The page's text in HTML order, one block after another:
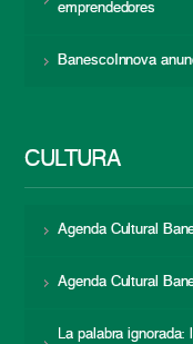
emprendedores
BanescoInnova
CULTURA
Agenda Cultural
Agenda Cultural
La palabra